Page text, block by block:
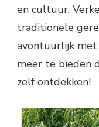
en cultuur.
traditionele
avontuurlijk
meer te bieden
zelf ontdekken!